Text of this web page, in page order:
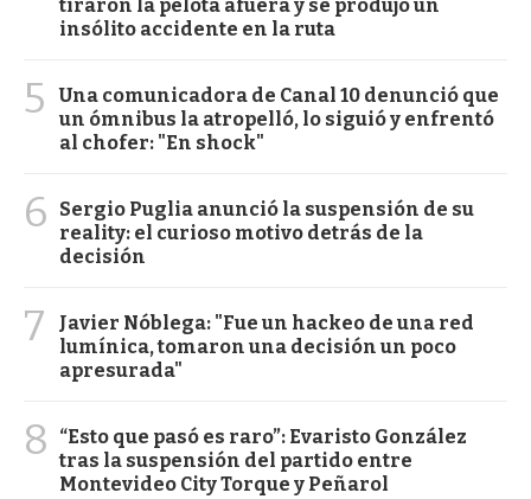
tiraron la pelota afuera y se produjo un
insólito accidente en la ruta
5
Una comunicadora de Canal 10 denunció que
un ómnibus la atropelló, lo siguió y enfrentó
al chofer: "En shock"
6
Sergio Puglia anunció la suspensión de su
reality: el curioso motivo detrás de la
decisión
7
Javier Nóblega: "Fue un hackeo de una red
lumínica, tomaron una decisión un poco
apresurada"
8
“Esto que pasó es raro”: Evaristo González
tras la suspensión del partido entre
Montevideo City Torque y Peñarol